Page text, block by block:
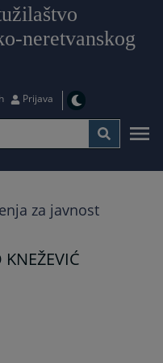
neretvanskog
Prijava
za javnost